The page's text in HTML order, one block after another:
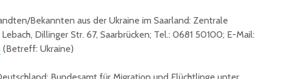
Bekannten aus der Ukraine im Saarland: Zentrale
Dillinger Str. 67, Saarbrücken; Tel.: 0681 50100; E-Mail:
(Betreff: Ukraine)